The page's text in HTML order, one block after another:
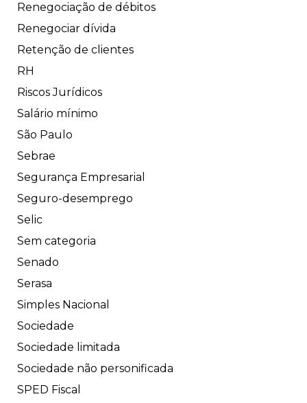
Renegociação de débitos
Renegociar dívida
Retenção de clientes
RH
Riscos Jurídicos
Salário mínimo
São Paulo
Sebrae
Segurança Empresarial
Seguro-desemprego
Selic
Sem categoria
Senado
Serasa
Simples Nacional
Sociedade
Sociedade limitada
Sociedade não personificada
SPED Fiscal